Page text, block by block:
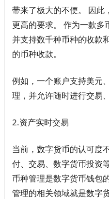
带来了极大的不便。 因此
更高的要求。 作为一款多
并支持数千种币种的收款
的币种收款。
例如，一个账户支持美元
理，并允许随时进行交易
2.资产实时交易
当前，数字货币的认可度
付、交易、数字货币投资
币种管理是数字货币钱包
管理的相关领域就是数字